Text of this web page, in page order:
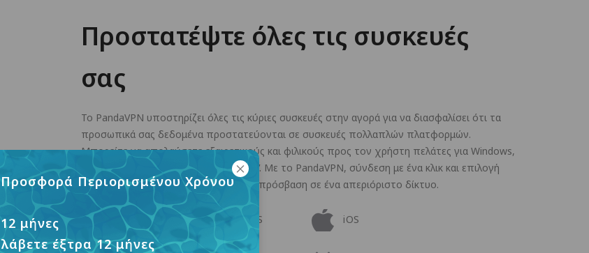
Προστατέψτε όλες τις συσκευές
σας
Το PandaVPN υποστηρίζει όλες τις κύριες συσκευές στην αγορά για να διασφαλίσει ότι τα
προσωπικά σας δεδομένα προστατεύονται σε συσκευές πολλαπλών πλατφορμών.
Μπορείτε να απολαύσετε εξαιρετικούς και φιλικούς προς τον χρήστη πελάτες για Windows,
Mac, iOS, Android, Linux και Android TV. Με το PandaVPN, σύνδεση με ένα κλικ και επιλογή
διακομιστή, μπορείτε να αποκτήσετε πρόσβαση σε ένα απεριόριστο δίκτυο.
Windows macOS iOS
Προσφορά Περιορισμένου Χρόνου
12 μήνες
λάβετε έξτρα 12 μήνες